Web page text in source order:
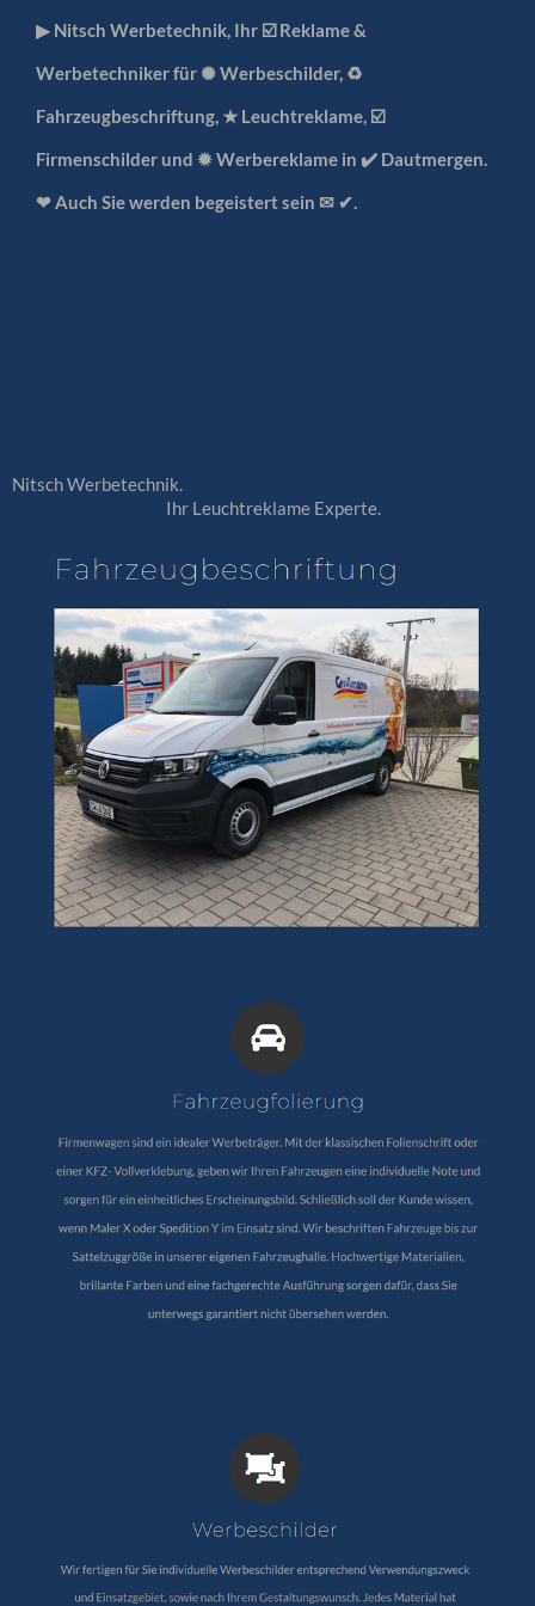
▶︎ Nitsch Werbetechnik, Ihr ☑️ Reklame &
Werbetechniker für ✺ Werbeschilder, ♻
Fahrzeugbeschriftung, ★ Leuchtreklame, ☑️
Firmenschilder und ✹ Werbereklame in ✔️ Dautmergen.
❤ Auch Sie werden begeistert sein ✉ ✔.
Nitsch Werbetechnik.
Ihr Leuchtreklame Experte.